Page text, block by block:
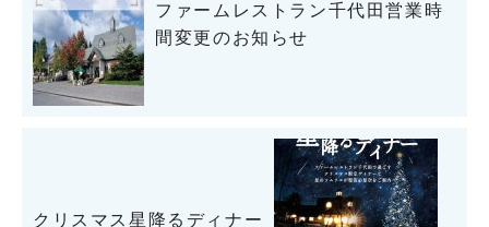
ファームレストラン千代田営業時
間変更のお知らせ
クリスマス星降るディナー